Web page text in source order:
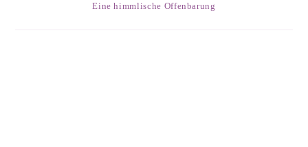
Eine himmlische Offenbarung